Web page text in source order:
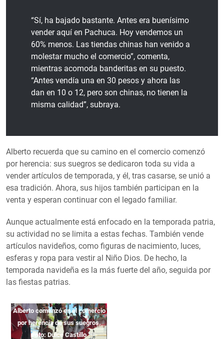
“Sí, ha bajado bastante. Antes era buenísimo
vender aquí en Pachuca. Hoy vendemos un
60% menos. Las tiendas chinas han venido a
molestar mucho el comercio”, comenta,
mientras acomoda banderitas en su puesto.
“Antes vendía una en 30 pesos y ahora las
dan en 10 o 12, pero son chinas, no tienen la
misma calidad”, subraya.
Alberto recuerda que su camino en el comercio comenzó
por herencia: sus suegros se dedicaron toda su vida a
vender artículos de temporada, y él, tras casarse, se unió a
esa tradición. Ahora, sus hijos también participan en la
venta y esperan continuar con el legado familiar.
Aunque actualmente está enfocado en la temporada patria,
su actividad no se limita a estas fechas. También vende
artículos navideños, como figuras de nacimiento, luces,
esferas y ropa para vestir al Niño Dios. De hecho, la
temporada navideña es la más fuerte del año, seguida por
las fiestas patrias.
Alberto comenzó en el comercio
por herencia de sus suegros.
Foto: Dulce Castillo